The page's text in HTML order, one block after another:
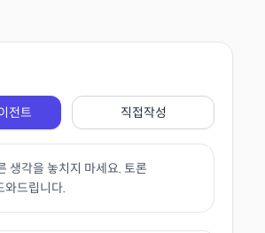
전트 직접작성
생각을 놓치지 마세요. 토론
와드립니다.